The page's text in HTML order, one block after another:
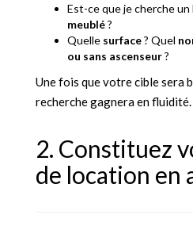
Est-ce que je cherche
meublé?
Quelle surface? Quel
ou sans ascenseur?
Une fois que votre cible sera
recherche gagnera en fluidité.
2. Constituez
de location en